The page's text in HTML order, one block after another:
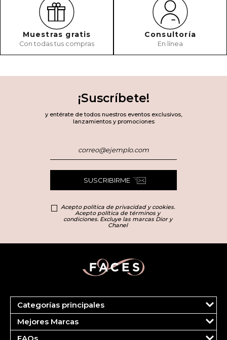
Muestras gratis
Con todas tus compras
Consultoría
En línea
¡Suscríbete!
y entérate de todos nuestros eventos exclusivos,
lanzamientos y promociones
SUSCRIBIRME
Acepto política de privacidad y cookies.
Acepto política de términos y
condiciones. Excluye las marcas Dior y
Chanel
Categorías principales
Marcas
Dior
Más Vendidos
Mejores Marcas
Clinique